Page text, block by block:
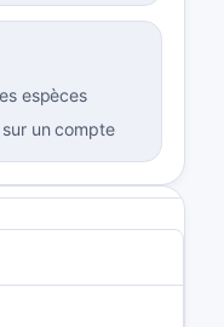
espèces
un compte